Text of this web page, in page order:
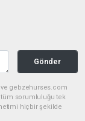
Gönder
ve gebzehurses.com
tüm sorumluluğu tek
hiçbir şekilde